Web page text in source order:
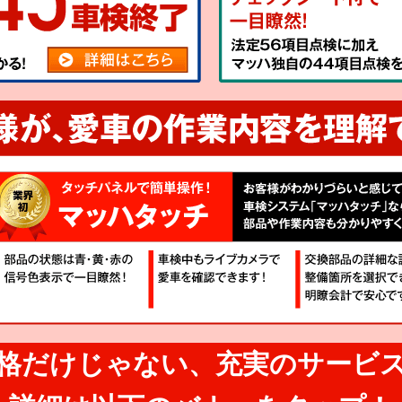
だけじゃない、 充実のサービ